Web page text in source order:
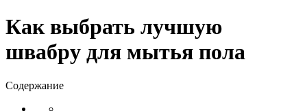
Как выбрать лучшую
швабру для мытья пола
Содержание